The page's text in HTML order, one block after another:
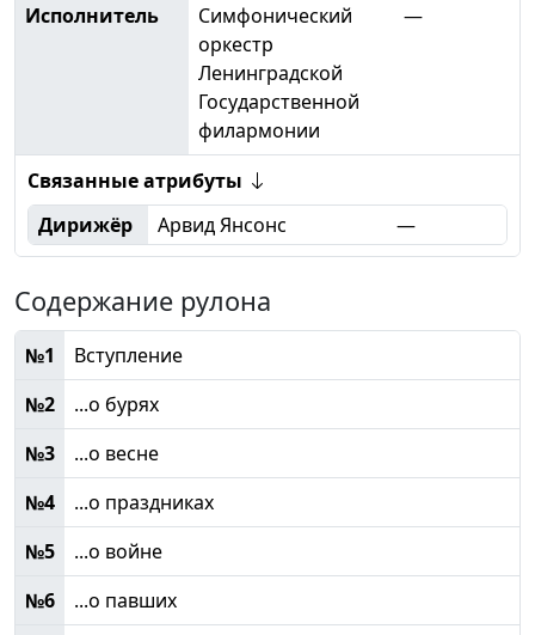
Исполнитель
Симфонический
оркестр
Ленинградской
Государственной
филармонии
—
Связанные атрибуты
Дирижёр
Арвид Янсонс —
Содержание рулона
№1
Вступление
№2
...о бурях
№3
...о весне
№4
...о праздниках
№5
...о войне
№6
...о павших